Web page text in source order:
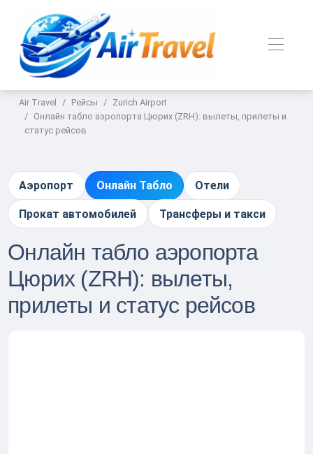
Air Travel Рейсы
Zurich Airport
Онлайн табло аэропорта Цюрих (ZRH): вылеты, прилеты и
статус рейсов
Аэропорт Онлайн Табло Отели
Прокат автомобилей Трансферы и такси
Онлайн табло аэропорта
Цюрих (ZRH): вылеты,
прилеты и статус рейсов